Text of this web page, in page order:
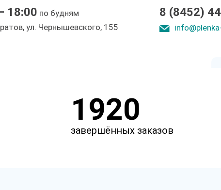
18:00 по будням
ул. Чepнышeвcкoгo, 155
8 (8452)
1920
завершённых заказов